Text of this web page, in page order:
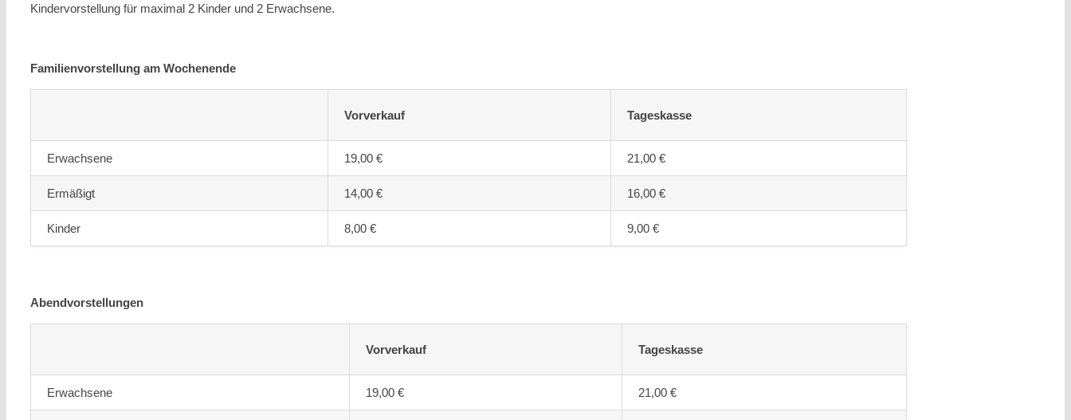
Kindervorstellung für maximal 2 Kinder und 2 Erwachsene.
Familienvorstellung am Wochenende
Vorverkauf Tageskasse
Erwachsene 19,00 € 21,00 €
Ermäßigt 14,00 € 16,00 €
Kinder 8,00 € 9,00 €
Abendvorstellungen
Vorverkauf Tageskasse
Erwachsene 19,00 € 21,00 €